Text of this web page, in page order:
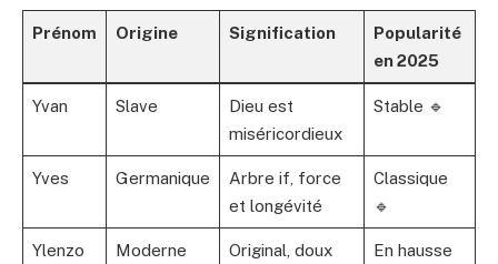
Prénom Origine Signification
Popularité
en 2025
Yvan Slave
Dieu est
miséricordieux
Stable 🔹
Yves Germanique
Arbre if, force
et longévité
Classique
🔹
Ylenzo Moderne Original, doux
En hausse